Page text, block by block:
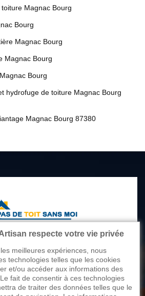
Magnac Bourg
Bourg
Magnac Bourg
Magnac Bourg
Bourg
hydrofuge de toiture Magnac Bourg
Magnac Bourg 87380
81
62
respecte votre vie privée
meilleures expériences, nous
technologies telles que les cookies
et/ou accéder aux informations des
fait de consentir à ces technologies
de traiter des données telles que le